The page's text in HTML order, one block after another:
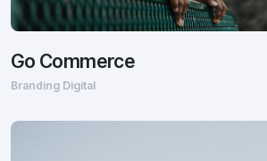
Go Commerce
Branding Digital